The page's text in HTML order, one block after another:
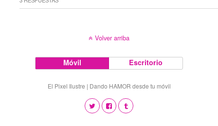
Volver arriba
Móvil Escritorio
El Pixel Ilustre | Dando HAMOR desde tu móvil